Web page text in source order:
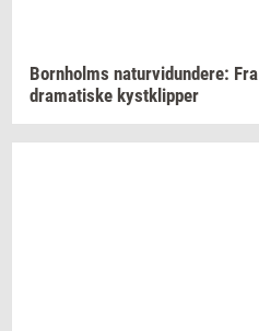
Born­holms na­tur­vi­dun­de­re: Fra
dra­ma­ti­ske kyst­klip­per